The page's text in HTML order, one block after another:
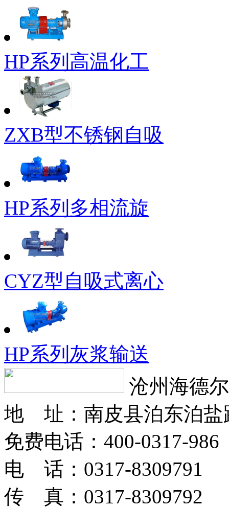
HP系列高温化工
ZXB型不锈钢自吸
HP系列多相流旋
CYZ型自吸式离心
HP系列灰浆输送
沧州海德
地 址：南皮县泊东泊盐
免费电话：400-0317-986
电 话：0317-8309791
传 真：0317-8309792